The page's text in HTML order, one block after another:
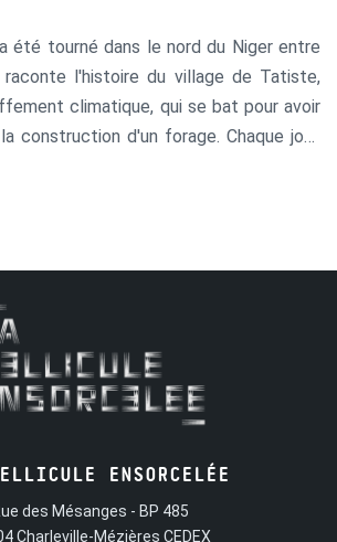
été tourné dans le nord du Niger entre
l'histoire du village de Tatiste,
climatique, qui se bat pour avoir
construction d'un forage. Chaque jour,
ans, comme d’autres jeunes filles,
pour aller puiser l'eau, essentielle à
chercher au-delà des frontières les
à leur survie. Pourtant, cette région
sous-sol un lac aquifère de plusieurs
carrés. Sous l’impulsion des habitants
tant convoitée au centre du village et
ENSORCELÉE
des Mésanges - BP 485
Charleville-Mézières CEDEX